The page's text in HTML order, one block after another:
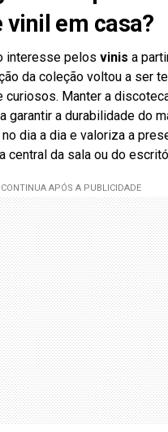
vinil em casa?
interesse pelos vinis a
da coleção voltou a ser
curiosos. Manter a
garantir a durabilidade do
dia a dia e valoriza a
central da sala ou do